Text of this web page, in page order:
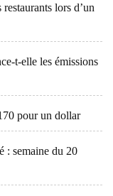
lors d’un
t-elle les émissions
pour un dollar
: semaine du 20